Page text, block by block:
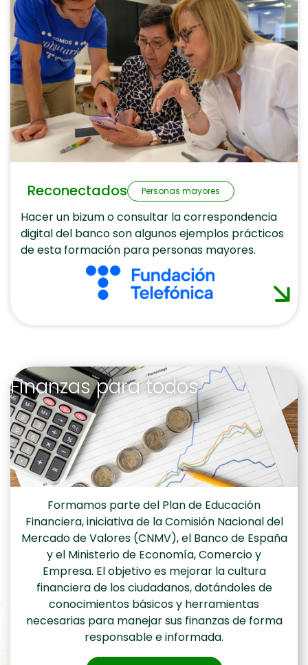
Reconectados Personas mayores
Hacer un bizum o consultar la correspondencia
digital del banco son algunos ejemplos prácticos
de esta formación para personas mayores.
Finanzas para todos
Formamos parte del Plan de Educación
Financiera, iniciativa de la Comisión Nacional del
Mercado de Valores (CNMV), el Banco de España
y el Ministerio de Economía, Comercio y
Empresa. El objetivo es mejorar la cultura
financiera de los ciudadanos, dotándoles de
conocimientos básicos y herramientas
necesarias para manejar sus finanzas de forma
responsable e informada.